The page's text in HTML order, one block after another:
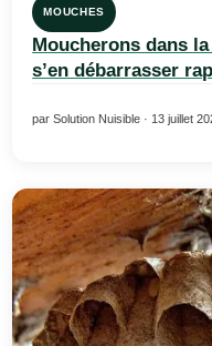
MOUCHES
Moucherons dans
s’en débarrasser
par Solution Nuisible · 13 juillet